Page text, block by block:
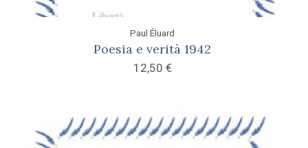
Paul Éluard
Poesia e verità 1942
12,50 €